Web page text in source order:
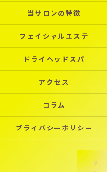
当サロンの特徴
フェイシャルエステ
ドライヘッドスパ
アクセス
コラム
プライバシーポリシー